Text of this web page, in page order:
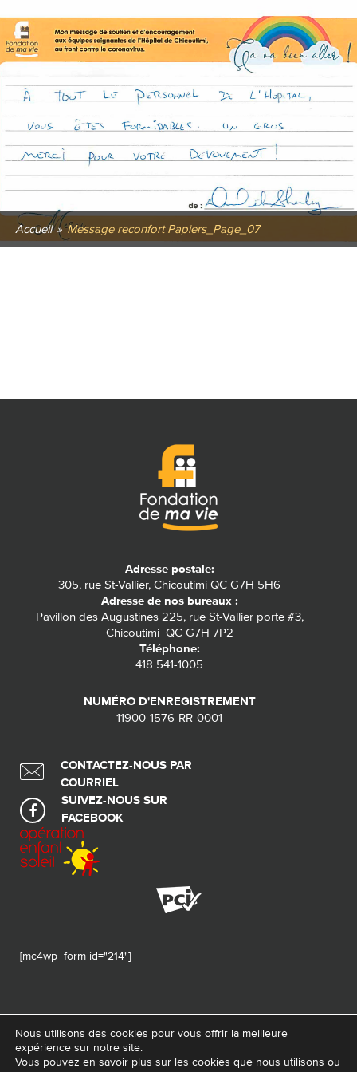
Accueil » Message reconfort Papiers_Page_07
Adresse postale:
305, rue St-Vallier, Chicoutimi QC G7H 5H6
Adresse de nos bureaux :
Pavillon des Augustines 225, rue St-Vallier porte #3,
Chicoutimi QC G7H 7P2
Téléphone:
418 541-1005
NUMÉRO D'ENREGISTREMENT
11900-1576-RR-0001
CONTACTEZ-NOUS PAR
COURRIEL
SUIVEZ-NOUS SUR
FACEBOOK
[mc4wp_form id="214"]
© 2026 Tous droits réservés - Fondation de ma vie – Pour la santé de la
Nous utilisons des cookies pour vous offrir la meilleure
expérience sur notre site.
Vous pouvez en savoir plus sur les cookies que nous utilisons ou